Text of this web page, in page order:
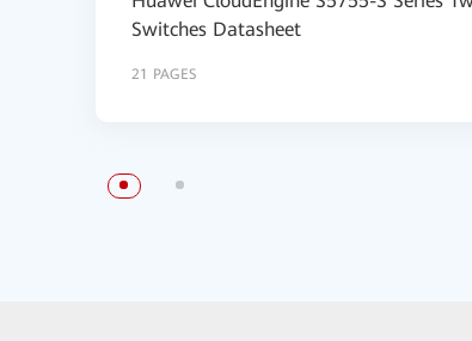
Switches Datasheet
21 PAGES